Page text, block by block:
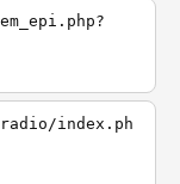
index.ph